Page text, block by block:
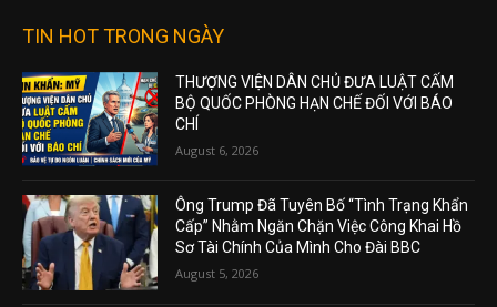
TIN HOT TRONG NGÀY
THƯỢNG VIỆN DÂN CHỦ ĐƯA LUẬT CẤM
BỘ QUỐC PHÒNG HẠN CHẾ ĐỐI VỚI BÁO
CHÍ
August 6, 2026
Ông Trump Đã Tuyên Bố “Tình Trạng Khẩn
Cấp” Nhằm Ngăn Chặn Việc Công Khai Hồ
Sơ Tài Chính Của Mình Cho Đài BBC
August 5, 2026